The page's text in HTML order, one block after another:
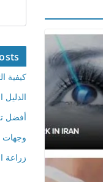
كيفية
أفضل
وجهات
زراعة